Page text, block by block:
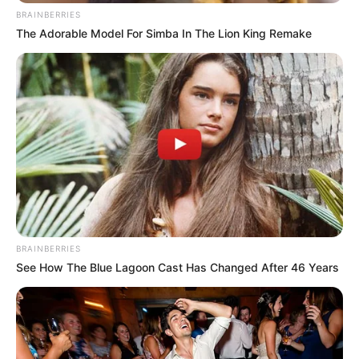
BRAINBERRIES
The Adorable Model For Simba In The Lion King Remake
BRAINBERRIES
See How The Blue Lagoon Cast Has Changed After 46 Years